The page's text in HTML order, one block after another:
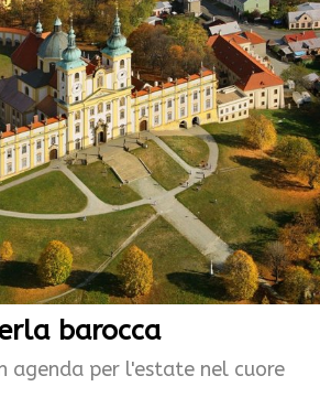
barocca
agenda per l'estate nel cuore